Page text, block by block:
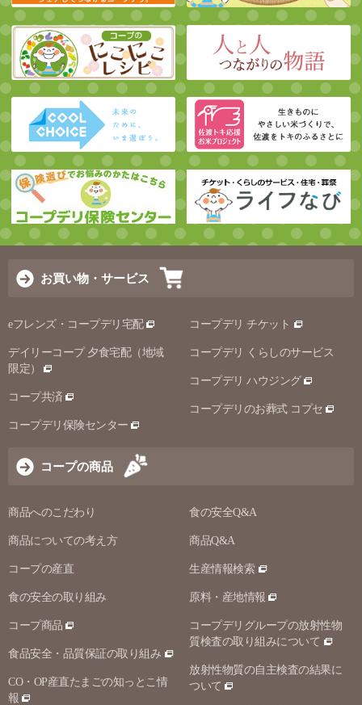
お買い物・サービス
eフレンズ・コープデリ宅配
デイリーコープ 夕食宅配（地域
限定）
コープ共済
コープデリ保険センター
コープデリ チケット
コープデリ くらしのサービス
コープデリ ハウジング
コープデリのお葬式 コプセ
コープの商品
商品へのこだわり
商品についての考え方
コープの産直
食の安全の取り組み
コープ商品
食品安全・品質保証の取り組み
CO・OP産直たまごの知っとこ情
報
食の安全Q&A
商品Q&A
生産情報検索
原料・産地情報
コープデリグループの放射性物
質検査の取り組みについて
放射性物質の自主検査の結果に
ついて